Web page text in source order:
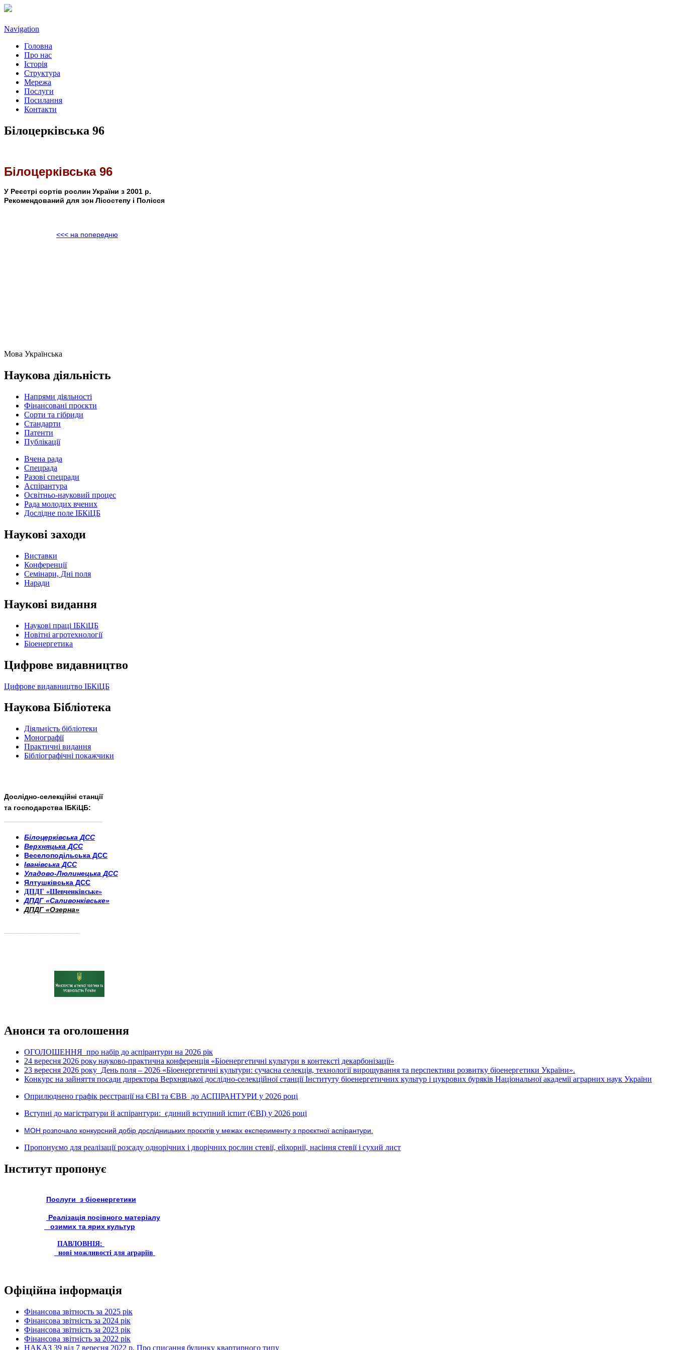
Navigation
Головна
Про нас
Історія
Структура
Мережа
Послуги
Посилання
Контакти
Білоцерківська 96
Білоцерківська 96
У Реєстрі сортів рослин України з 2001 р.
Рекомендований для зон Лісостепу і Полісся
<<< на попередню
Мова Українська
Наукова діяльність
Напрями діяльності
Фінансовані проєкти
Сорти та гібриди
Стандарти
Патенти
Публікації
Вчена рада
Спецрада
Разові спецради
Аспірантура
Освітньо-науковий процес
Рада молодих вчених
Дослідне поле ІБКіЦБ
Наукові заходи
Виставки
Конференції
Семінари, Дні поля
Наради
Наукові видання
Наукові праці ІБКіЦБ
Новітні агротехнології
Бiоенергетика
Цифрове видавництво
Цифрове видавництво ІБКіЦБ
Наукова Бібліотека
Діяльність бібліотеки
Монографії
Практичні видання
Бібліографічні покажчики
Дослідно-селекційні станції
та господарства ІБКіЦБ:
Білоцерківська ДСС
Верхняцька ДСС
Веселоподільська ДСС
Іванівська ДСС
Уладово-Люлинецька ДСС
Ялтушківська ДСС
ДПДГ «Шевченківське»
ДПДГ «Саливонківське»
ДПДГ «Озерна»
Анонси та оголошення
ОГОЛОШЕННЯ про набір до аспірантури на 2026 рік
24 вересня 2026 року науково-практична конференція «Біоенергетичні культури в контексті декарбонізації»
23 вересня 2026 року День поля – 2026 «Біоенергетичні культури: сучасна селекція, технології вирощування та перспективи розвитку біоенергетики України».
Конкурс на зайняття посади директора Верхняцької дослідно-селекційної станції Інституту біоенергетичних культур і цукрових буряків Національної академії аграрних наук України
Оприлюднено графік реєстрації на ЄВІ та ЄВВ до АСПІРАНТУРИ у 2026 році
Вступні до магістратури й аспірантури: єдиний вступний іспит (ЄВІ) у 2026 році
МОН розпочало конкурсний добір дослідницьких проєктів у межах експерименту з проєктної аспірантури.
Пропонуємо для реалізації розсаду однорічних і дворічних рослин стевії, ейхорнії, насіння стевії і сухий лист
Інститут пропонує
Послуги з біоенергетики
Реалізація посівного матеріалу
озимих та ярих культур
ПАВЛОВНІЯ:
нові можливості для аграріїв
Офіційна інформація
Фінансова звітность за 2025 рік
Фінансова звітність за 2024 рік
Фінансова звітність за 2023 рік
Фінансова звітність за 2022 рік
НАКАЗ 39 від 7 вересня 2022 р. Про списання будинку квартирного типу